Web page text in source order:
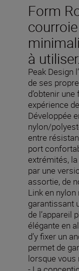
Form
à utiliser.
Peak Design
de ses
d’obtenir
expérience
Développée
nylon/
entre
port
extrémités,
par une
assortie, de
Link en
garantissant
de l’appareil
élégante en
d’y fixer un
permet de
lorsque vous